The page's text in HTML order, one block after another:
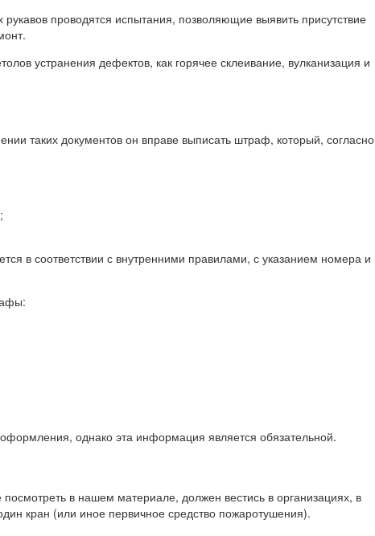
проводятся испытания, позволяющие выявить присутствие
устранения дефектов, как горячее склеивание, вулканизация и
таких документов он вправе выписать штраф, который, согласно
в соответствии с внутренними правилами, с указанием номера и
однако эта информация является обязательной.
в нашем материале, должен вестись в организациях, в
кран (или иное первичное средство пожаротушения).